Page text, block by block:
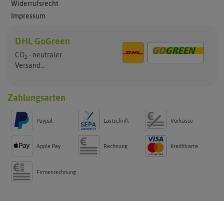
Widerrufsrecht
Impressum
DHL GoGreen
CO2 - neutraler
Versand...
Zahlungsarten
Paypal Lastschrift Vorkasse
Apple Pay Rechnung Kreditkarte
Firmenrechnung